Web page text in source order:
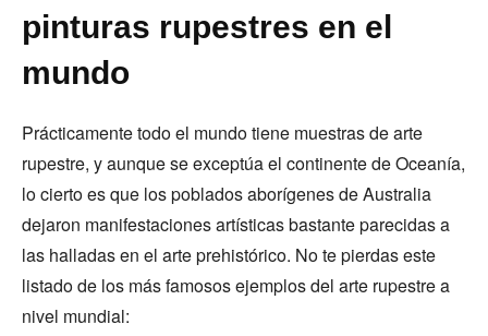
pinturas rupestres en el
mundo
Prácticamente todo el mundo tiene muestras de arte
rupestre, y aunque se exceptúa el continente de Oceanía,
lo cierto es que los poblados aborígenes de Australia
dejaron manifestaciones artísticas bastante parecidas a
las halladas en el arte prehistórico. No te pierdas este
listado de los más famosos ejemplos del arte rupestre a
nivel mundial: